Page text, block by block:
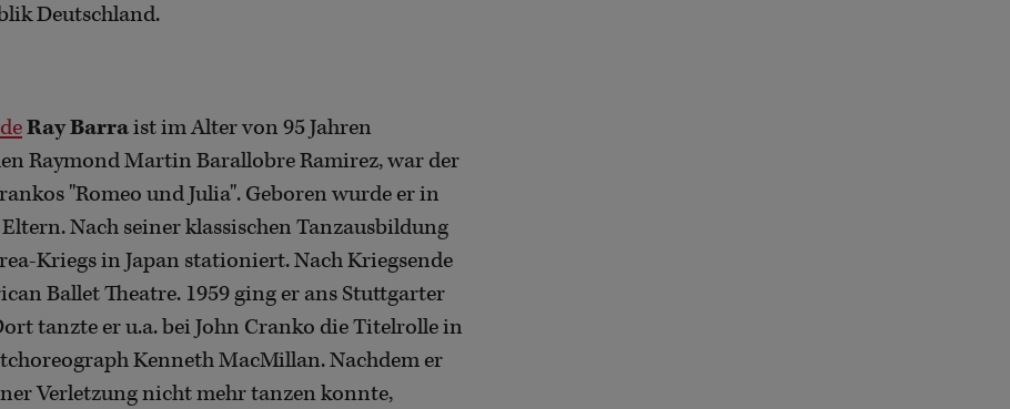
Deutschland.
Ray Barraist im Alter von 95 Jahren
Raymond Martin Barallobre Ramirez, war der
"Romeo und Julia". Geboren wurde er in
Nach seiner klassischen Tanzausbildung
Kriegs in Japan stationiert. Nach Kriegsende
Ballet Theatre. 1959 ging er ans Stuttgarter
tanzte er u.a. bei John Cranko die Titelrolle in
Kenneth MacMillan. Nachdem er
Verletzung nicht mehr tanzen konnte,